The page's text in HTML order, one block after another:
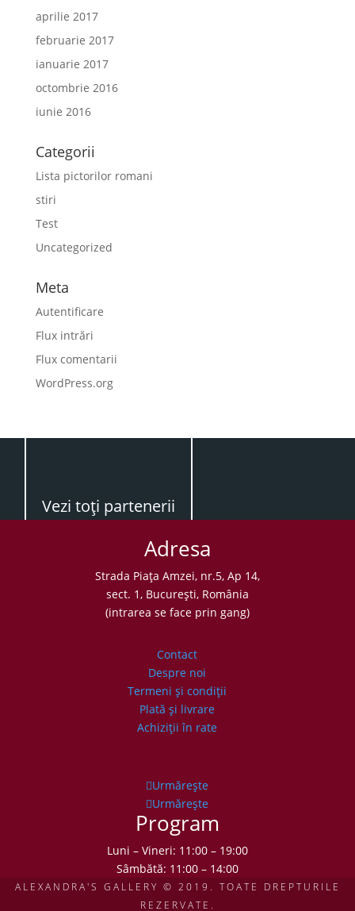
aprilie 2017
februarie 2017
ianuarie 2017
octombrie 2016
iunie 2016
Categorii
Lista pictorilor romani
stiri
Test
Uncategorized
Meta
Autentificare
Flux intrări
Flux comentarii
WordPress.org
Vezi toţi partenerii
Adresa
Strada Piaţa Amzei, nr.5, Ap 14,
sect. 1, Bucureşti, România
(intrarea se face prin gang)
Contact
Despre noi
Termeni şi condiţii
Plată şi livrare
Achiziţii în rate
Urmărește
Urmărește
Program
Luni – Vineri: 11:00 – 19:00
Sâmbătă: 11:00 – 14:00
ALEXANDRA'S GALLERY © 2019. TOATE DREPTURILE
REZERVATE.